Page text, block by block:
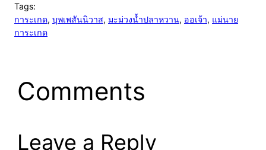
Tags:
การะเกด, บุพเพสันนิวาส, มะม่วงน้ำปลาหวาน, ออเจ้า, แม่นาย
การะเกด
Comments
Leave a Reply